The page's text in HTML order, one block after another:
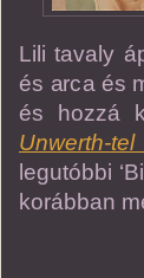
Lili tavaly
és arca és
és hozzá
Unwerth-
legutóbbi
korábban